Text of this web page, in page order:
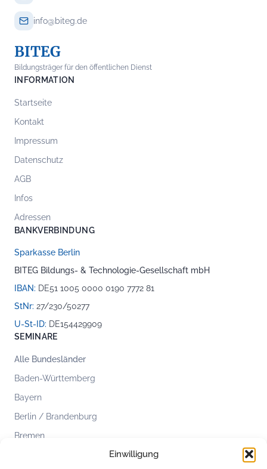
Einwilligung
info@biteg.de
BITEG
Bildungsträger für den öffentlichen Dienst
INFORMATION
Startseite
Kontakt
Impressum
Datenschutz
AGB
Infos
Adressen
BANKVERBINDUNG
Sparkasse Berlin
BITEG Bildungs- & Technologie-Gesellschaft mbH
IBAN: DE51 1005 0000 0190 7772 81
StNr: 27/230/50277
U-St-ID: DE154429909
SEMINARE
Alle Bundesländer
Baden-Württemberg
Bayern
Berlin / Brandenburg
Bremen